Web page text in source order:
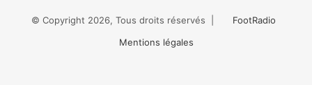
© Copyright 2026, Tous droits réservés |
FootRadio
Mentions légales